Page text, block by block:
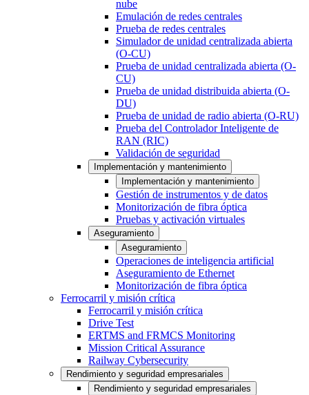
nube
Emulación de redes centrales
Prueba de redes centrales
Simulador de unidad centralizada abierta
(O-CU)
Prueba de unidad centralizada abierta (O-
CU)
Prueba de unidad distribuida abierta (O-
DU)
Prueba de unidad de radio abierta (O-RU)
Prueba del Controlador Inteligente de
RAN (RIC)
Validación de seguridad
Implementación y mantenimiento
Implementación y mantenimiento
Gestión de instrumentos y de datos
Monitorización de fibra óptica
Pruebas y activación virtuales
Aseguramiento
Aseguramiento
Operaciones de inteligencia artificial
Aseguramiento de Ethernet
Monitorización de fibra óptica
Ferrocarril y misión crítica
Ferrocarril y misión crítica
Drive Test
ERTMS and FRMCS Monitoring
Mission Critical Assurance
Railway Cybersecurity
Rendimiento y seguridad empresariales
Rendimiento y seguridad empresariales